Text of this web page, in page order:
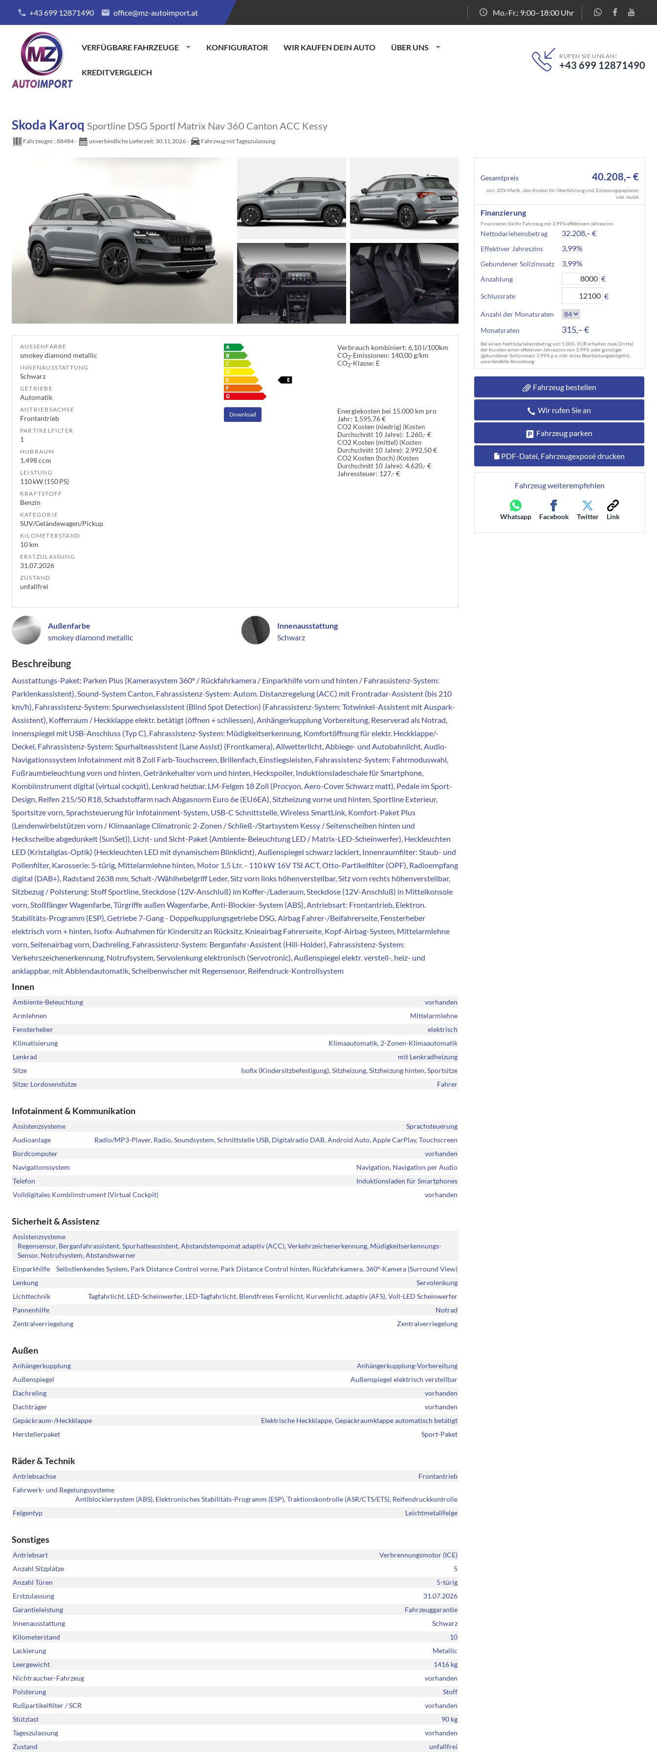
+43 699 12871490 office@mz-autoimport.at Mo.-Fr.: 9:00–18:00 Uhr
VERFÜGBARE FAHRZEUGE KONFIGURATOR WIR KAUFEN DEIN AUTO ÜBER UNS
KREDITVERGLEICH
RUFEN SIE UNS AN!
+43 699 12871490
Skoda Karoq Sportline DSG Sportl Matrix Nav 360 Canton ACC Kessy
Fahrzeugnr.:88484 unverbindliche Lieferzeit: 30.11.2026 Fahrzeug mit Tageszulassung
Gesamtpreis 40.208,– €
incl. 20% MwSt., den Kosten für Überführung und Zulassungspapieren
inkl. NoVA
Finanzierung
Finanzieren Sie Ihr Fahrzeug mit 3,99% effektivem Jahreszins.
Nettodarlehensbetrag 32.208,– €
Effektiver Jahreszins 3,99%
Gebundener Sollzinssatz 3,99%
Anzahlung €
Schlussrate €
Anzahl der Monatsraten
Monatsraten
315,– €
Bei einem Nettodarlehensbetrag von 5.000,- EUR erhalten zwei Drittel
der Kunden einen effektiven Jahreszins von 3,99% oder günstiger
(gebundener Sollzinssatz 3,99% p.a. inkl. eines Bearbeitungsentgelts).
unverbindliche Berechnung
Fahrzeug bestellen
Wir rufen Sie an
Fahrzeug parken
PDF-Datei, Fahrzeugexposé drucken
Fahrzeug weiterempfehlen
Whatsapp Facebook Twitter Link
AUSSENFARBE
smokey diamond metallic
INNENAUSSTATTUNG
Schwarz
GETRIEBE
Automatik
ANTRIEBSACHSE
Frontantrieb
PARTIKELFILTER
1
HUBRAUM
1.498 ccm
LEISTUNG
110 kW (150 PS)
KRAFTSTOFF
Benzin
KATEGORIE
SUV/Geländewagen/Pickup
KILOMETERSTAND
10 km
ERSTZULASSUNG
31.07.2026
ZUSTAND
unfallfrei
Verbrauch kombiniert: 6,10 l/100km
CO2-Emissionen: 140,00 g/km
CO2-Klasse: E
Download
Energiekosten bei 15.000 km pro
Jahr: 1.595,76 €
CO2 Kosten (niedrig) (Kosten
Durchschnitt 10 Jahre): 1.260,- €
CO2 Kosten (mittel) (Kosten
Durchschnitt 10 Jahre): 2.992,50 €
CO2 Kosten (hoch) (Kosten
Durchschnitt 10 Jahre): 4.620,- €
Jahressteuer: 127,- €
Außenfarbe
smokey diamond metallic
InnenausstattungInnenausstattung
Schwarz
Beschreibung
Ausstattungs-Paket: Parken Plus (Kamerasystem 360° / Rückfahrkamera / Einparkhilfe vorn und hinten / Fahrassistenz-System:
Parklenkassistent), Sound-System Canton, Fahrassistenz-System: Autom. Distanzregelung (ACC) mit Frontradar-Assistent (bis 210
km/h), Fahrassistenz-System: Spurwechselassistent (Blind Spot Detection) (Fahrassistenz-System: Totwinkel-Assistent mit Auspark-
Assistent), Kofferraum / Heckklappe elektr. betätigt (öffnen + schliessen), Anhängerkupplung Vorbereitung, Reserverad als Notrad,
Innenspiegel mit USB-Anschluss (Typ C), Fahrassistenz-System: Müdigkeitserkennung, Komfortöffnung für elektr. Heckklappe/-
Deckel, Fahrassistenz-System: Spurhalteassistent (Lane Assist) (Frontkamera), Allwetterlicht, Abbiege- und Autobahnlicht, Audio-
Navigationssystem Infotainment mit 8 Zoll Farb-Touchscreen, Brillenfach, Einstiegsleisten, Fahrassistenz-System: Fahrmoduswahl,
Fußraumbeleuchtung vorn und hinten, Getränkehalter vorn und hinten, Heckspoiler, Induktionsladeschale für Smartphone,
Kombiinstrument digital (virtual cockpit), Lenkrad heizbar, LM-Felgen 18 Zoll (Procyon, Aero-Cover Schwarz matt), Pedale im Sport-
Design, Reifen 215/50 R18, Schadstoffarm nach Abgasnorm Euro 6e (EU6EA), Sitzheizung vorne und hinten, Sportline Exterieur,
Sportsitze vorn, Sprachsteuerung für Infotainment-System, USB-C Schnittstelle, Wireless SmartLink, Komfort-Paket Plus
(Lendenwirbelstützen vorn / Klimaanlage Climatronic 2-Zonen / Schließ-/Startsystem Kessy / Seitenscheiben hinten und
Heckscheibe abgedunkelt (SunSet)), Licht- und Sicht-Paket (Ambiente-Beleuchtung LED / Matrix-LED-Scheinwerfer), Heckleuchten
LED (Kristallglas-Optik) (Heckleuchten LED mit dynamischem Blinklicht), Außenspiegel schwarz lackiert, Innenraumfilter: Staub- und
Pollenfilter, Karosserie: 5-türig, Mittelarmlehne hinten, Motor 1,5 Ltr. - 110 kW 16V TSI ACT, Otto-Partikelfilter (OPF), Radioempfang
digital (DAB+), Radstand 2638 mm, Schalt-/Wählhebelgriff Leder, Sitz vorn links höhenverstellbar, Sitz vorn rechts höhenverstellbar,
Sitzbezug / Polsterung: Stoff Sportline, Steckdose (12V-Anschluß) im Koffer-/Laderaum, Steckdose (12V-Anschluß) in Mittelkonsole
vorn, Stoßfänger Wagenfarbe, Türgriffe außen Wagenfarbe, Anti-Blockier-System (ABS), Antriebsart: Frontantrieb, Elektron.
Stabilitäts-Programm (ESP), Getriebe 7-Gang - Doppelkupplungsgetriebe DSG, Airbag Fahrer-/Beifahrerseite, Fensterheber
elektrisch vorn + hinten, Isofix-Aufnahmen für Kindersitz an Rücksitz, Knieairbag Fahrerseite, Kopf-Airbag-System, Mittelarmlehne
vorn, Seitenairbag vorn, Dachreling, Fahrassistenz-System: Berganfahr-Assistent (Hill-Holder), Fahrassistenz-System:
Verkehrszeichenerkennung, Notrufsystem, Servolenkung elektronisch (Servotronic), Außenspiegel elektr. verstell-, heiz- und
anklappbar, mit Abblendautomatik, Scheibenwischer mit Regensensor, Reifendruck-Kontrollsystem
Innen
Ambiente-Beleuchtung
vorhanden
Armlehnen
Mittelarmlehne
Fensterheber
elektrisch
Klimatisierung
Klimaautomatik, 2-Zonen-Klimaautomatik
Lenkrad
mit Lenkradheizung
Sitze
Isofix (Kindersitzbefestigung), Sitzheizung, Sitzheizung hinten, Sportsitze
Sitze: Lordosenstütze
Fahrer
Infotainment & Kommunikation
Assistenzsysteme
Sprachsteuerung
Audioanlage
Radio/MP3-Player, Radio, Soundsystem, Schnittstelle USB, Digitalradio DAB, Android Auto, Apple CarPlay, Touchscreen
Bordcomputer
vorhanden
Navigationssystem
Navigation, Navigation per Audio
Telefon
Induktionsladen für Smartphones
Volldigitales Kombiinstrument (Virtual Cockpit)
vorhanden
Sicherheit & Assistenz
Assistenzsysteme
Regensensor, Berganfahrassistent, Spurhalteassistent, Abstandstempomat adaptiv (ACC), Verkehrzeichenerkennung, Müdigkeitserkennungs-
Sensor, Notrufsystem, Abstandswarner
Einparkhilfe
Selbstlenkendes System, Park Distance Control vorne, Park Distance Control hinten, Rückfahrkamera, 360°-Kamera (Surround View)
Lenkung
Servolenkung
Lichttechnik
Tagfahrlicht, LED-Scheinwerfer, LED-Tagfahrlicht, Blendfreies Fernlicht, Kurvenlicht, adaptiv (AFS), Voll-LED Scheinwerfer
Pannenhilfe
Notrad
Zentralverriegelung
Zentralverriegelung
Außen
Anhängerkupplung
Anhängerkupplung-Vorbereitung
Außenspiegel
Außenspiegel elektrisch verstellbar
Dachreling
vorhanden
Dachträger
vorhanden
Gepäckraum-/Heckklappe
Elektrische Heckklappe, Gepäckraumklappe automatisch betätigt
Herstellerpaket
Sport-Paket
Räder & Technik
Antriebsachse
Frontantrieb
Fahrwerk- und Regelungssysteme
Antiblockiersystem (ABS), Elektronisches Stabilitäts-Programm (ESP), Traktionskontrolle (ASR/CTS/ETS), Reifendruckkontrolle
Felgentyp
Leichtmetallfelge
Sonstiges
Antriebsart
Verbrennungsmotor (ICE)
Anzahl Sitzplätze
5
Anzahl Türen
5-türig
Erstzulassung
31.07.2026
Garantieleistung
Fahrzeuggarantie
Innenausstattung
Schwarz
Kilometerstand
10
Lackierung
Metallic
Leergewicht
1416 kg
Nichtraucher-Fahrzeug
vorhanden
Polsterung
Stoff
Rußpartikelfilter / SCR
vorhanden
Stützlast
90 kg
Tageszulassung
vorhanden
Zustand
unfallfrei